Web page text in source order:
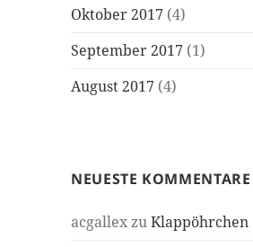
Oktober 2017 (4)
September 2017 (1)
August 2017 (4)
NEUESTE KOMMENTARE
acgallexzuKlappöhrchen